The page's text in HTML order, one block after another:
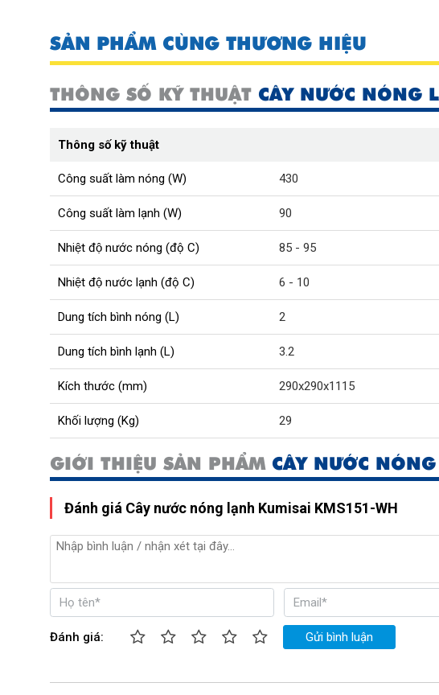
SẢN PHẨM CÙNG THƯƠNG HIỆU
THÔNG SỐ KỸ THUẬT CÂY NƯỚC NÓNG
Thông số kỹ thuật
Công suất làm nóng (W) 430
Công suất làm lạnh (W) 90
Nhiệt độ nước nóng (độ C) 85 - 95
Nhiệt độ nước lạnh (độ C) 6 - 10
Dung tích bình nóng (L) 2
Dung tích bình lạnh (L) 3.2
Kích thước (mm) 290x290x1115
Khối lượng (Kg) 29
GIỚI THIỆU SẢN PHẨM CÂY NƯỚC
Đánh giá Cây nước nóng lạnh Kumisai KMS151-WH
Đánh giá: Gửi bình luận